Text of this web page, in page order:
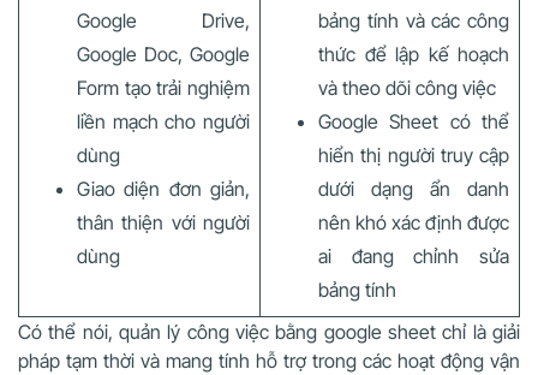
Google Drive,
Google Doc, Google
Form tạo trải nghiệm
liền mạch cho người
dùng
Giao diện đơn giản,
thân thiện với người
dùng
bảng tính và các công
thức để lập kế hoạch
và theo dõi công việc
Google Sheet có thể
hiển thị người truy cập
dưới dạng ẩn danh
nên khó xác định được
ai đang chỉnh sửa
bảng tính
Có thể nói, quản lý công việc bằng google sheet chỉ là giải
pháp tạm thời và mang tính hỗ trợ trong các hoạt động vận